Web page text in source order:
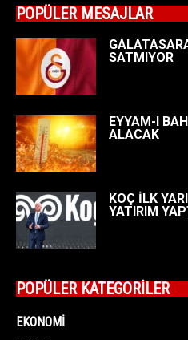
POPÜLER MESAJLAR
SATMIYOR
EYYAM-I
ALACAK
KOÇ İLK
YATIRIM
POPÜLER KATEGORİLER
EKONOMI